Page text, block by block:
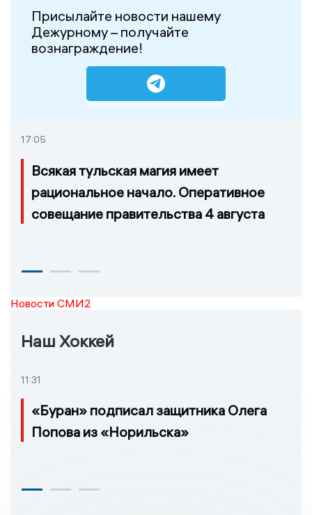
Присылайте новости нашему
Дежурному – получайте
вознаграждение!
17:05
Всякая тульская магия имеет
рациональное начало. Оперативное
совещание правительства 4 августа
Новости СМИ2
Наш Хоккей
11:31
«Буран» подписал защитника Олега
Попова из «Норильска»